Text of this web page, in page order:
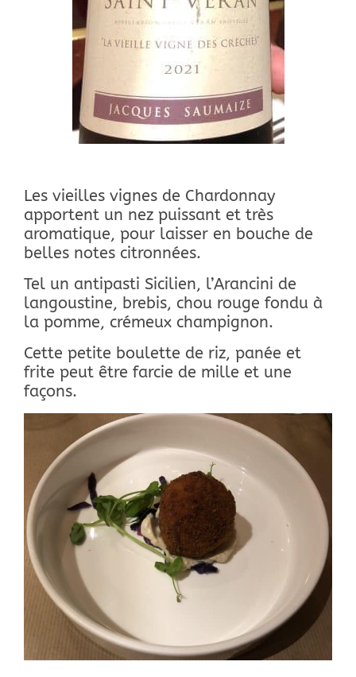
Les vieilles vignes de Chardonnay
apportent un nez puissant et très
aromatique, pour laisser en bouche de
belles notes citronnées.
Tel un antipasti Sicilien, l’Arancini de
langoustine, brebis, chou rouge fondu à
la pomme, crémeux champignon.
Cette petite boulette de riz, panée et
frite peut être farcie de mille et une
façons.